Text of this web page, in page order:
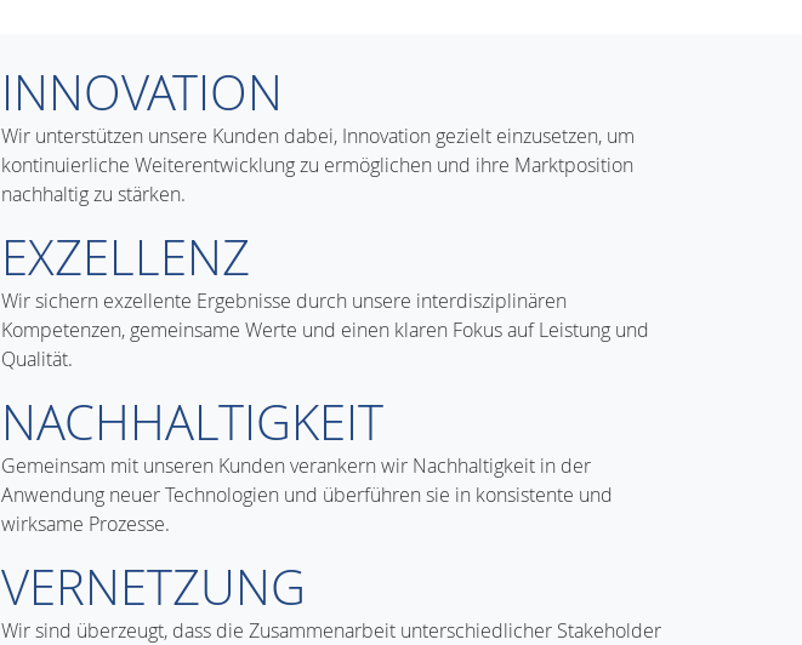
INNOVATION
Wir unterstützen unsere Kunden dabei, Innovation gezielt einzusetzen, um
kontinuierliche Weiterentwicklung zu ermöglichen und ihre Marktposition
nachhaltig zu stärken.
EXZELLENZ
Wir sichern exzellente Ergebnisse durch unsere interdisziplinären
Kompetenzen, gemeinsame Werte und einen klaren Fokus auf Leistung und
Qualität.
NACHHALTIGKEIT
Gemeinsam mit unseren Kunden verankern wir Nachhaltigkeit in der
Anwendung neuer Technologien und überführen sie in konsistente und
wirksame Prozesse.
VERNETZUNG
Wir sind überzeugt, dass die Zusammenarbeit unterschiedlicher Stakeholder